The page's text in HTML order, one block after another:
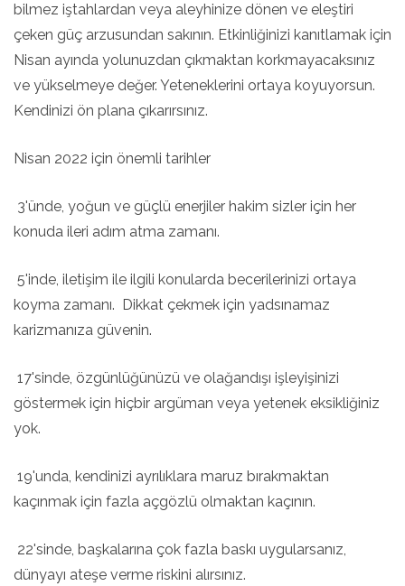
bilmez iştahlardan veya aleyhinize dönen ve eleştiri
çeken güç arzusundan sakının. Etkinliğinizi kanıtlamak için
Nisan ayında yolunuzdan çıkmaktan korkmayacaksınız
ve yükselmeye değer. Yeteneklerini ortaya koyuyorsun.
Kendinizi ön plana çıkarırsınız.
Nisan 2022 için önemli tarihler
3'ünde, yoğun ve güçlü enerjiler hakim sizler için her
konuda ileri adım atma zamanı.
5'inde, iletişim ile ilgili konularda becerilerinizi ortaya
koyma zamanı. Dikkat çekmek için yadsınamaz
karizmanıza güvenin.
17'sinde, özgünlüğünüzü ve olağandışı işleyişinizi
göstermek için hiçbir argüman veya yetenek eksikliğiniz
yok.
19'unda, kendinizi ayrılıklara maruz bırakmaktan
kaçınmak için fazla açgözlü olmaktan kaçının.
22'sinde, başkalarına çok fazla baskı uygularsanız,
dünyayı ateşe verme riskini alırsınız.